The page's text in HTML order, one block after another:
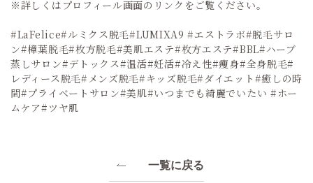
※詳しくはプロフィール画面のリンクをご覧ください。
#LaFelice#ルミクス脱毛#LUMIXA9 #エストラボ#脱毛サロ
ン#樟葉脱毛#枚方脱毛#美肌エステ#枚方エステ#BBL#ハーブ
蒸しサロン#デトックス#温活#妊活#冷え性#痩身#全身脱毛#
レディース脱毛#メンズ脱毛#キッズ脱毛#ダイエット#癒しの時
間#プライベートサロン#美肌#いつまでも綺麗でいたい #ホー
ムケア#ツヤ肌
一覧に戻る